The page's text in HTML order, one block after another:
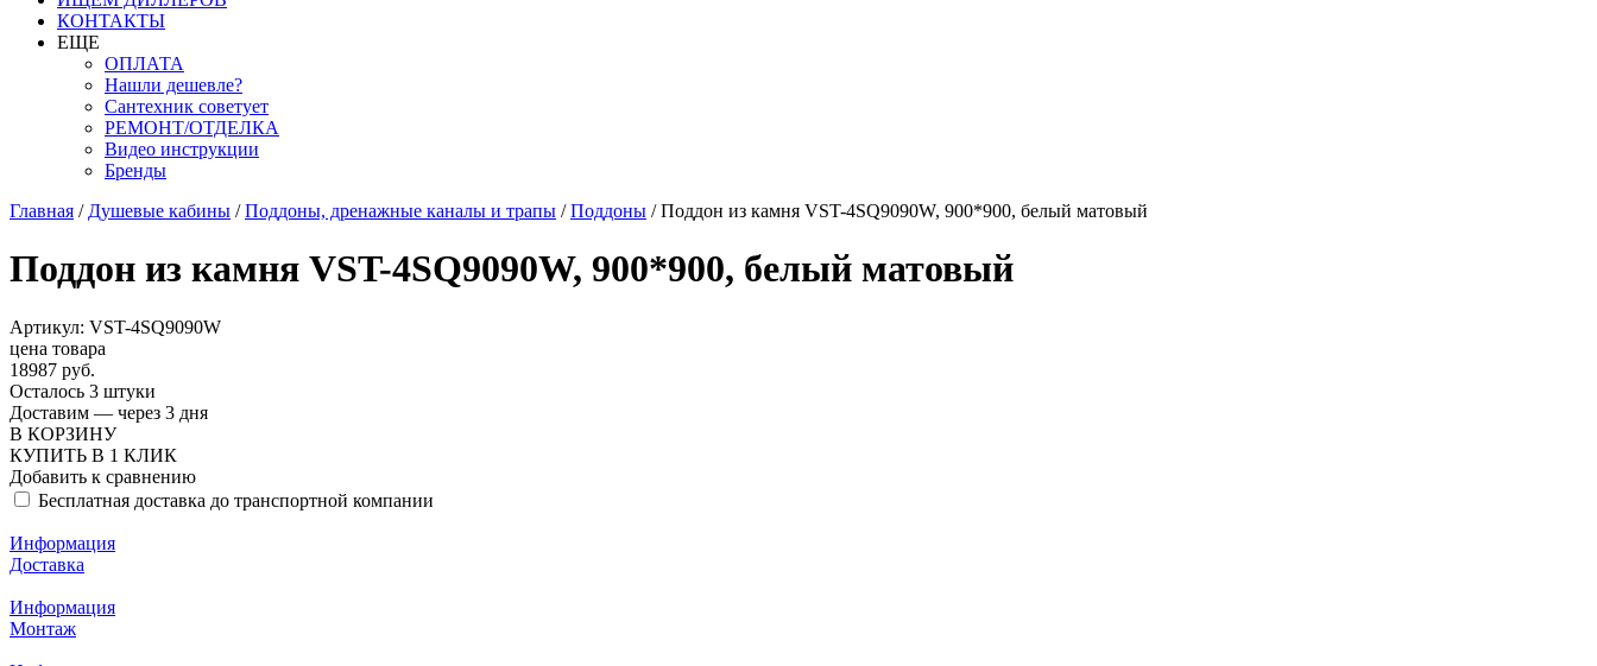
КОНТАКТЫ
ЕЩЕ
ОПЛАТА
Нашли дешевле?
Сантехник советует
РЕМОНТ/ОТДЕЛКА
Видео инструкции
Бренды
Главная / Душевые кабины /Поддоны, дренажные каналы и трапы /Поддоны /Поддон из камня VST-4SQ9090W, 900*900, белый матовый
Поддон из камня VST-4SQ9090W, 900*900, белый матовый
Артикул: VST-4SQ9090W
цена товара
18987 руб.
Осталось 3 штуки
Доставим — через 3 дня
В КОРЗИНУ
КУПИТЬ В 1 КЛИК
Добавить к сравнению
Бесплатная доставка до транспортной компании
Информация
Доставка
Информация
Монтаж